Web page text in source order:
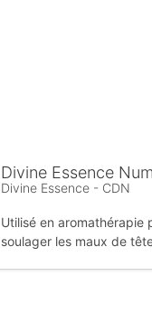
Divine Essence
Divine Essence - CDN
Utilisé en aromathérapie
soulager les maux de